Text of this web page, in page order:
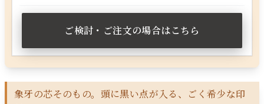
ご検討・ご注文の場合はこちら
象牙の芯そのもの。頭に黒い点が入る、ごく希少な印